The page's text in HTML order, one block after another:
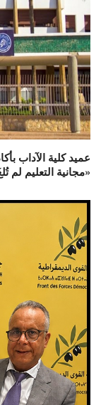
عميد كلية الآداب
«مجانية التعليم لم